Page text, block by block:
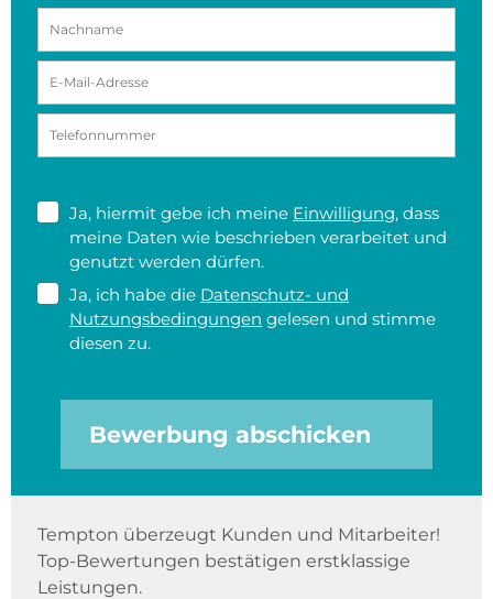
Ja, hiermit gebe ich meine Einwilligung, dass
meine Daten wie beschrieben verarbeitet und
genutzt werden dürfen.
Ja, ich habe die Datenschutz- und
Nutzungsbedingungen gelesen und stimme
diesen zu.
Bewerbung abschicken
Tempton überzeugt Kunden und Mitarbeiter!
Top-Bewertungen bestätigen erstklassige
Leistungen.